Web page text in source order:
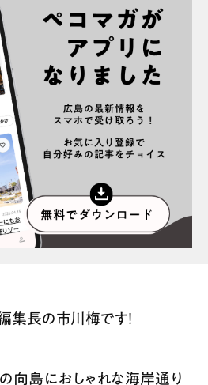
運営会社
利用規約
集長の市川梅です！
向島におしゃれな海岸通り